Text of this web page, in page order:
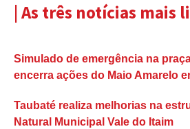
| As três notícias mais
Simulado de emergência na
encerra ações do Maio Amarelo
Taubaté realiza melhorias na
Natural Municipal Vale do Itaim